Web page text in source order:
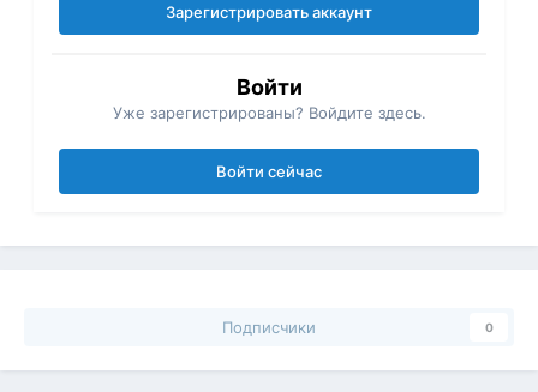
Зарегистрировать аккаунт
Войти
Уже зарегистрированы? Войдите здесь.
Войти сейчас
Подписчики 0